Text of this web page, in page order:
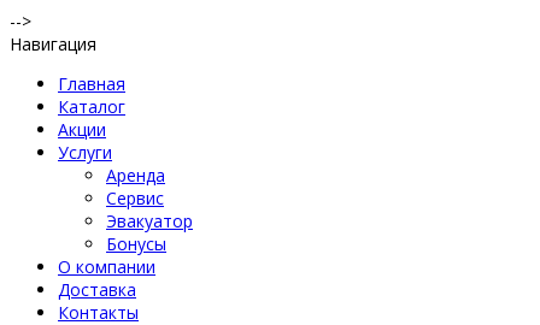
-->
Навигация
Главная
Каталог
Акции
Услуги
Аренда
Сервис
Эвакуатор
Бонусы
О компании
Доставка
Контакты